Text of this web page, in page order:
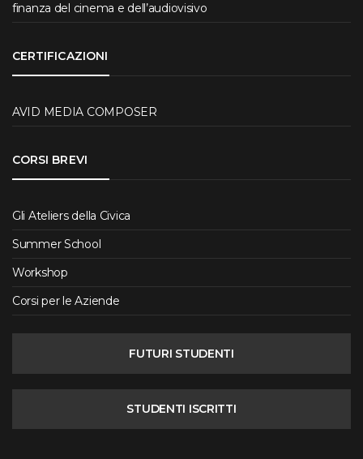
finanza del cinema e dell’audiovisivo
CERTIFICAZIONI
AVID MEDIA COMPOSER
CORSI BREVI
Gli Ateliers della Civica
Summer School
Workshop
Corsi per le Aziende
FUTURI STUDENTI
STUDENTI ISCRITTI